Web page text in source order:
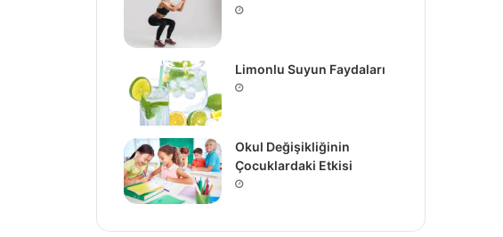
Limonlu Suyun Faydaları
Okul Değişikliğinin
Çocuklardaki Etkisi